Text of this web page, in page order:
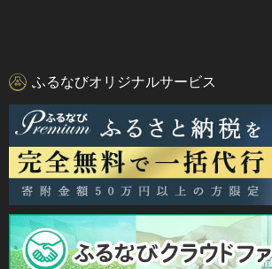
ふるなびオリジナルサービス